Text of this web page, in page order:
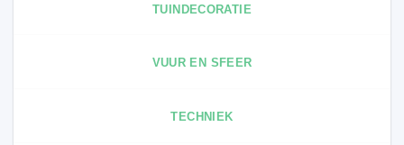
TUINDECORATIE
VUUR EN SFEER
TECHNIEK